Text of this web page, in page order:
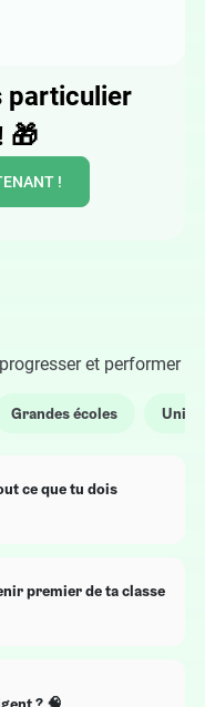
particulier
🎁
!
et performer
Grandes écoles
ce que tu dois
premier de ta classe